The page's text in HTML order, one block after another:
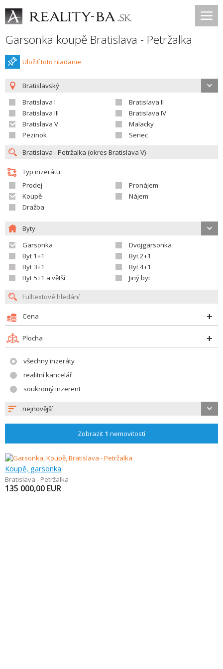
Garsonka koupě Bratislava - Petržalka
Uložiť toto hladanie
Bratislavský
Bratislava I
Bratislava II
Bratislava III
Bratislava IV
Bratislava V
Malacky
Pezinok
Senec
Typ inzerátu
Prodej
Pronájem
Koupě
Nájem
Dražba
Byty
Garsonka
Dvojgarsonka
Byt 1+1
Byt 2+1
Byt 3+1
Byt 4+1
Byt 5+1 a větší
Jiný byt
Cena
Plocha
všechny inzeráty
realitní kancelář
soukromý inzerent
nejnovější
Zobrazit 1 nemovitostí
Koupě, garsonka
Bratislava - Petržalka
135 000,00 EUR